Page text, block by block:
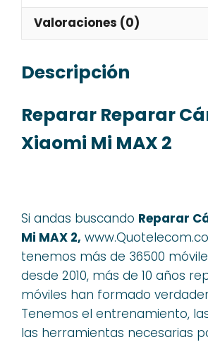
Valoraciones (0)
Descripción
Reparar Reparar
Xiaomi Mi MAX 2
Si andas buscando Reparar
Mi MAX 2,
tenemos más de 36500
desde 2010, más de 10 años
móviles han formado
Tenemos el entrenamiento,
las herramientas necesarias